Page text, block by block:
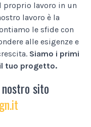
proprio lavoro in un
lavoro è la
le sfide con
alle esigenze e
Siamo i primi
tuo progetto.
sito